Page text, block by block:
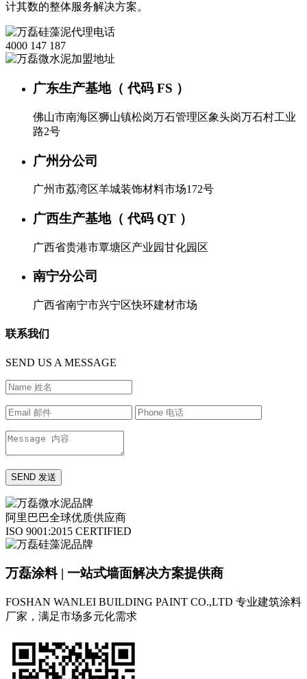
计其数的整体服务解决方案。
4000 147 187
广东生产基地（ 代码 FS ）
佛山市南海区狮山镇松岗万石管理区象头岗万石村工业
路2号
广州分公司
广州市荔湾区羊城装饰材料市场172号
广西生产基地（ 代码 QT ）
广西省贵港市覃塘区产业园甘化园区
南宁分公司
广西省南宁市兴宁区快环建材市场
联系我们
SEND US A MESSAGE
阿里巴巴全球优质供应商
ISO 9001:2015 CERTIFIED
万磊涂料 | 一站式墙面解决方案提供商
FOSHAN WANLEI BUILDING PAINT CO.,LTD 专业建筑涂料
厂家，满足市场多元化需求